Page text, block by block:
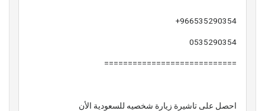
966535290354+
0535290354
============================
احصل على تاشيرة زيارة شخصيه للسعودية الأن